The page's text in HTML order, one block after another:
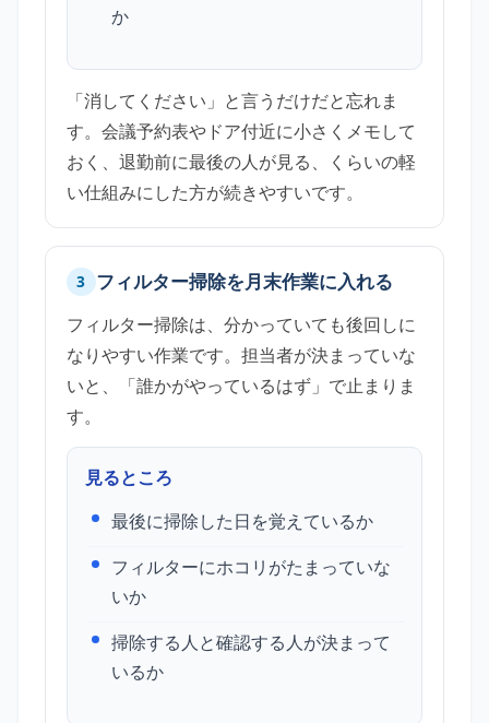
か
「消してください」と言うだけだと忘れま
す。会議予約表やドア付近に小さくメモして
おく、退勤前に最後の人が見る、くらいの軽
い仕組みにした方が続きやすいです。
3 フィルター掃除を月末作業に入れる
フィルター掃除は、分かっていても後回しに
なりやすい作業です。担当者が決まっていな
いと、「誰かがやっているはず」で止まりま
す。
見るところ
最後に掃除した日を覚えているか
フィルターにホコリがたまっていな
いか
掃除する人と確認する人が決まって
いるか